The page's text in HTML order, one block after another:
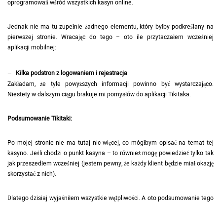
oprogramowań wśród wszystkich kasyn online.
Jednak nie ma tu zupełnie żadnego elementu, który byłby podkreślany na
pierwszej stronie. Wracając do tego – oto ile przytaczałem wcześniej
aplikacji mobilnej:
Kilka podstron z logowaniem i rejestracja
Zakładam, że tyle powyższych informacji powinno być wystarczająco.
Niestety w dalszym ciągu brakuje mi pomysłów do aplikacji Tikitaka.
Podsumowanie Tikitaki:
Po mojej stronie nie ma tutaj nic więcej, co mógłbym opisać na temat tej
kasyno. Jeśli chodzi o punkt kasyna – to również mogę powiedzieć tylko tak
jak przeszedłem wcześniej (jestem pewny, że każdy klient będzie miał okazję
skorzystać z nich).
Dlatego dzisiaj wyjaśniłem wszystkie wątpliwości. A oto podsumowanie tego